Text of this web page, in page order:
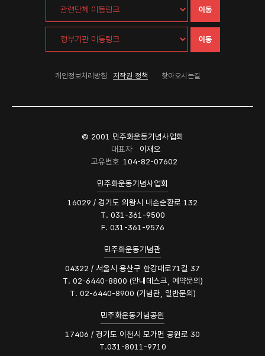
이동
이동
개인정보처리방침 저작권 정책 찾아오시는길
© 2001 민주화운동기념사업회
대표자
이재오
고유번호 104-82-07602
민주화운동기념사업회
16029 / 경기도 의왕시 내손순환로 132
T. 031-361-9500
F. 031-361-9576
민주화운동기념관
04322 / 서울시 용산구 한강대로71길 37
T. 02-6440-8800 (안내데스크, 예약문의)
T. 02-6440-8900 (기념관, 일반문의)
민주화운동기념공원
17406 / 경기도 이천시 모가면 공원로 30
T.031-8011-9710